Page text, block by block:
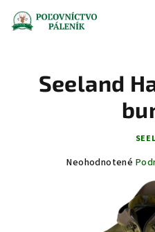
obsah
Seeland
Priemerné
Neohodnotené